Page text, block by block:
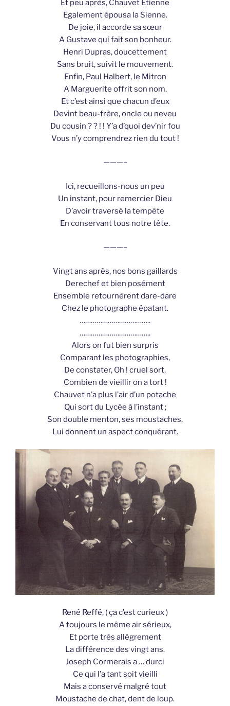
Et peu après, Chauvet Etienne
Egalement épousa la Sienne.
De joie, il accorde sa sœur
A Gustave qui fait son bonheur.
Henri Dupras, doucettement
Sans bruit, suivit le mouvement.
Enfin, Paul Halbert, le Mitron
A Marguerite offrit son nom.
Et c’est ainsi que chacun d’eux
Devint beau-frère, oncle ou neveu
Du cousin ? ? ! ! Y’a d’quoi dev’nir fou
Vous n’y comprendrez rien du tout !
———–
Ici, recueillons-nous un peu
Un instant, pour remercier Dieu
D’avoir traversé la tempête
En conservant tous notre tête.
———–
Vingt ans après, nos bons gaillards
Derechef et bien posément
Ensemble retournèrent dare-dare
Chez le photographe épatant.
………………………………..
………………………………..
Alors on fut bien surpris
Comparant les photographies,
De constater, Oh ! cruel sort,
Combien de vieillir on a tort !
Chauvet n’a plus l’air d’un potache
Qui sort du Lycée à l’instant ;
Son double menton, ses moustaches,
Lui donnent un aspect conquérant.
René Reffé, ( ça c’est curieux )
A toujours le même air sérieux,
Et porte très allègrement
La différence des vingt ans.
Joseph Cormerais a … durci
Ce qui l’a tant soit vieilli
Mais a conservé malgré tout
Moustache de chat, dent de loup.